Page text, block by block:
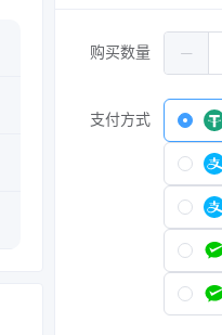
购买数量
支付方式